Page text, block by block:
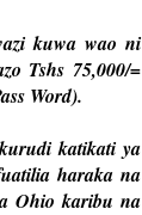
kuwa wao ni
Tshs 75,000/=
Word).
katikati ya
haraka na
Ohio karibu na